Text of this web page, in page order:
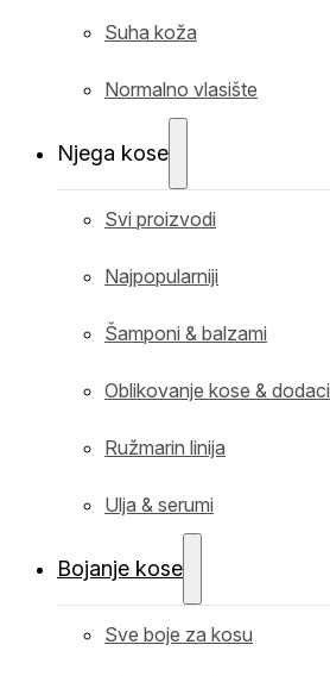
Suha koža
Normalno vlasište
Njega kose
Svi proizvodi
Najpopularniji
Šamponi & balzami
Oblikovanje kose & dodaci
Ružmarin linija
Ulja & serumi
Bojanje kose
Sve boje za kosu